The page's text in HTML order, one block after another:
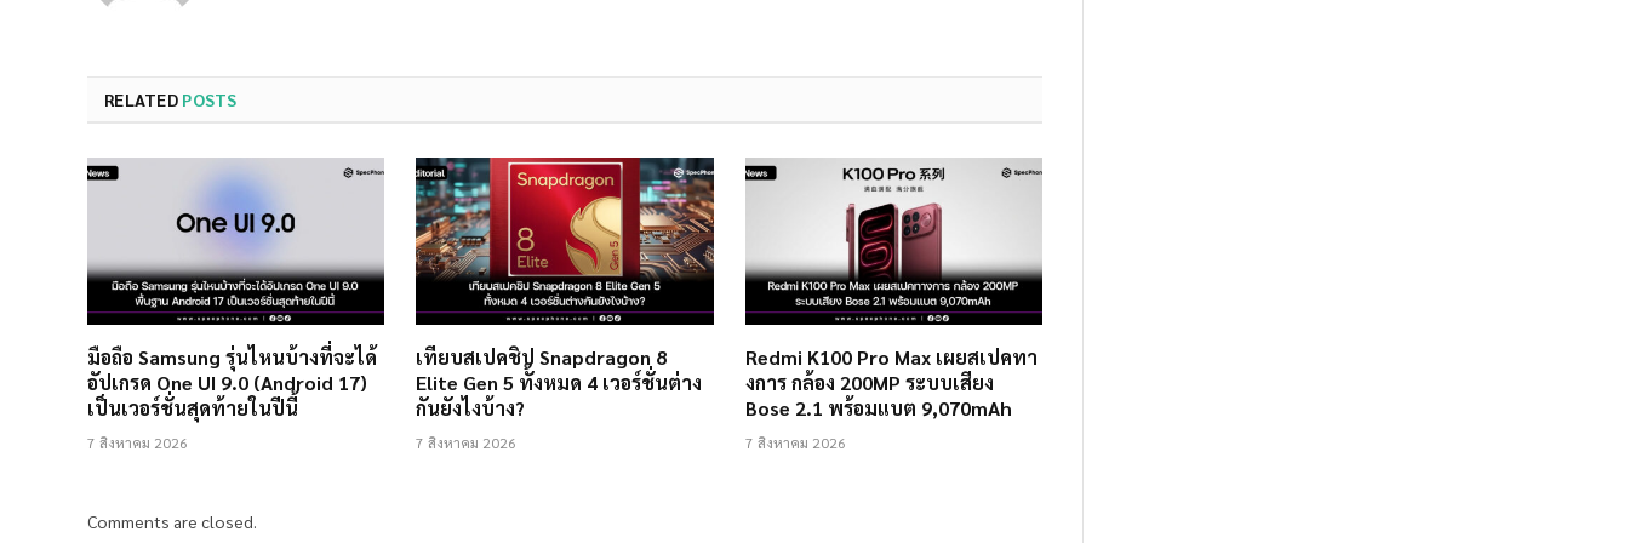
RELATED POSTS
มือถือ Samsung รุ่นไหนบ้างที่จะได้
อัปเกรด One UI 9.0 (Android 17)
เป็นเวอร์ชั่นสุดท้ายในปีนี้
7 สิงหาคม 2026
เทียบสเปคชิป Snapdragon 8
Elite Gen 5 ทั้งหมด 4 เวอร์ชั่นต่าง
กันยังไงบ้าง?
7 สิงหาคม 2026
Redmi K100 Pro Max เผยสเปคทา
งการ กล้อง 200MP ระบบเสียง
Bose 2.1 พร้อมแบต 9,070mAh
7 สิงหาคม 2026
Comments are closed.